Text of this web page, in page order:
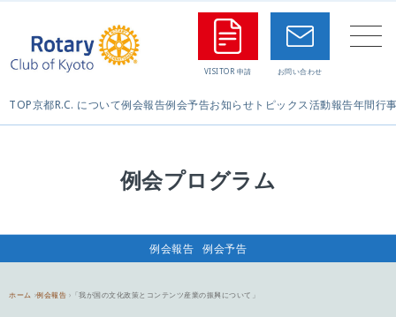
TOP京都R.C. について例会報告例会予告お知らせ トピックス活動報告年間行
例会プログラム
例会報告 例会予告
ホーム 例会報告 「我が国の文化政策とコンテンツ産業の振興について」